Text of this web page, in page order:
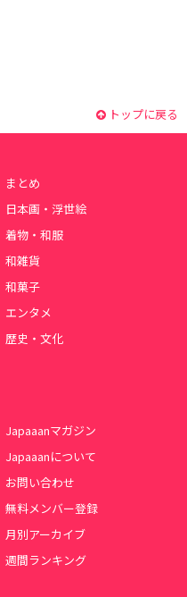
トップに戻る
まとめ
日本画・浮世絵
着物・和服
和雑貨
和菓子
エンタメ
歴史・文化
Japaaanマガジン
Japaaanについて
お問い合わせ
無料メンバー登録
月別アーカイブ
週間ランキング